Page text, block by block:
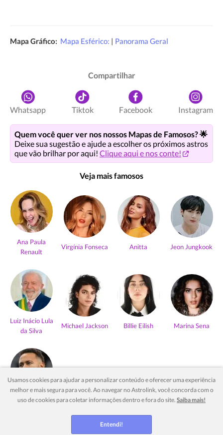
Mapa Gráfico: Mapa Esférico: | Panorama Geral
Compartilhar
Whatsapp Tiktok Facebook Instagram
Quem você quer ver nos nossos Mapas de Famosos? 🌟
Deixe sua sugestão e ajude a escolher os próximos astros
que vão brilhar por aqui! Clique aqui e nos conte!
Veja mais famosos
Ana Paula
Renault
Virgínia Fonseca Anitta Jeon Jungkook
Luiz Inácio Lula
da Silva
Michael Jackson Billie Eilish Marina Sena
Neymar Jr
Ver mais
Usamos cookies para ajudar a personalizar conteúdo e oferecer uma experiência
melhor e mais segura para você. Ao navegar no Astrolink, você concorda com o
uso de cookies para coletar informações dentro e fora do site. Saiba mais!
Entendi!